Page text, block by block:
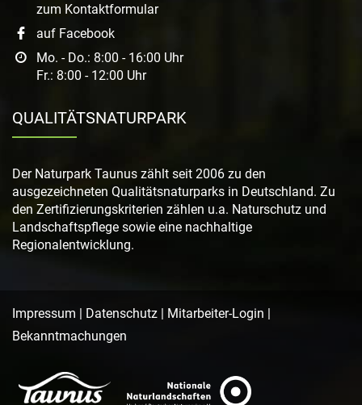
zum Kontaktformular
auf Facebook
Mo. - Do.: 8:00 - 16:00 Uhr
Fr.: 8:00 - 12:00 Uhr
QUALITÄTSNATURPARK
Der Naturpark Taunus zählt seit 2006 zu den
ausgezeichneten Qualitätsnaturparks in Deutschland. Zu
den Zertifizierungskriterien zählen u.a. Naturschutz und
Landschaftspflege sowie eine nachhaltige
Regionalentwicklung.
Impressum | Datenschutz | Mitarbeiter-Login |
Bekanntmachungen